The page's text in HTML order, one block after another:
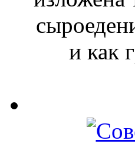
и как